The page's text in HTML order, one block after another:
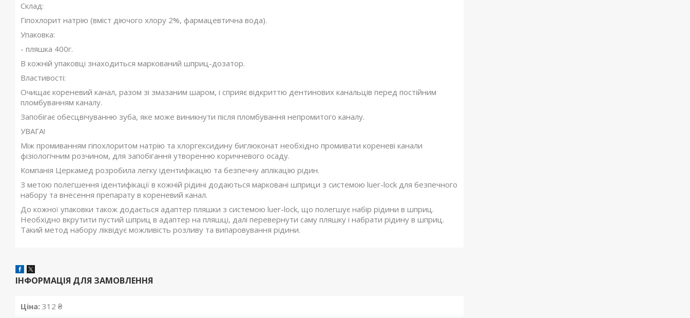
Склад:
Гіпохлорит натрію (вміст діючого хлору 2%, фармацевтична вода).
Упаковка:
- пляшка 400г.
В кожній упаковці знаходиться маркований шприц-дозатор.
Властивості:
Очищає кореневий канал, разом зі змазаним шаром, і сприяє відкриттю дентинових канальців перед постійним
пломбуванням каналу.
Запобігає обесцвічуванню зуба, яке може виникнути після пломбування непромитого каналу.
УВАГА!
Між промиванням гіпохлоритом натрію та хлоргексидину биглюконат необхідно промивати кореневі канали
фізіологічним розчином, для запобігання утворенню коричневого осаду.
Компанія Церкамед розробила легку ідентифікацію та безпечну аплікацію рідин.
З метою полегшення ідентифікації в кожній рідині додаються марковані шприци з системою luer-lock для безпечного
набору та внесення препарату в кореневий канал.
До кожної упаковки також додається адаптер пляшки з системою luer-lock, що полегшує набір рідини в шприц.
Необхідно вкрутити пустий шприц в адаптер на пляшці, далі перевернути саму пляшку і набрати рідину в шприц.
Такий метод набору ліквідує можливість розливу та випаровування рідини.
ІНФОРМАЦІЯ ДЛЯ ЗАМОВЛЕННЯ
Ціна: 312 ₴